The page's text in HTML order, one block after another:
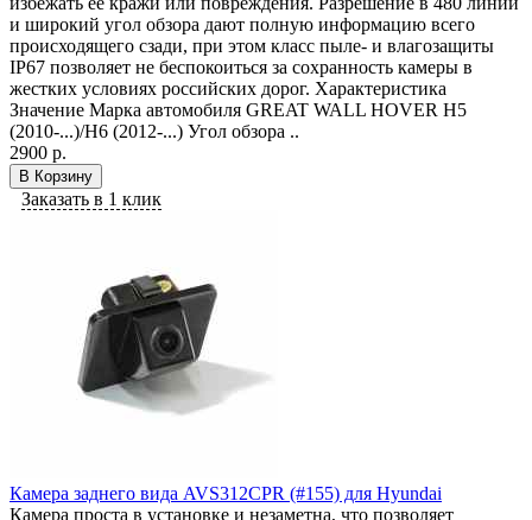
и широкий угол обзора дают полную информацию всего
происходящего сзади, при этом класс пыле- и влагозащиты
IP67 позволяет не беспокоиться за сохранность камеры в
жестких условиях российских дорог. Характеристика
Значение Марка автомобиля GREAT WALL HOVER H5
(2010-...)/H6 (2012-...) Угол обзора ..
2900 р.
В Корзину
Заказать в 1 клик
Камера заднего вида AVS312CPR (#155) для Hyundai
Камера проста в установке и незаметна, что позволяет